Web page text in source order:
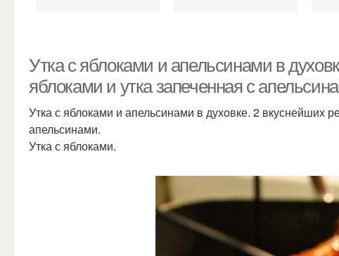
Утка с яблоками и апельсинами в
яблоками и утка запеченная с
Утка с яблоками и апельсинами в духовке. 2 вкуснейших
апельсинами.
Утка с яблоками.